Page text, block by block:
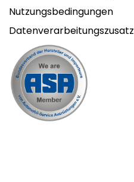
Nutzungsbedingungen
Datenverarbeitungszusatz